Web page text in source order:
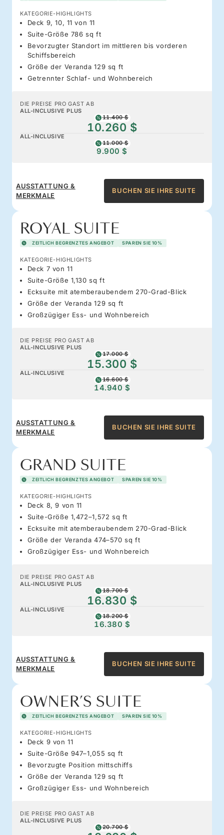
KATEGORIE-HIGHLIGHTS
Deck 9, 10, 11 von 11
Suite-Größe 786 sq ft
Bevorzugter Standort im mittleren bis vorderen
Schiffsbereich
Größe der Veranda 129 sq ft
Getrennter Schlaf- und Wohnbereich
DIE PREISE PRO GAST AB
ALL-INCLUSIVE PLUS
11.400 $
10.260 $
ALL-INCLUSIVE
11.000 $
9.900 $
AUSSTATTUNG &
MERKMALE
BUCHEN SIE IHRE SUITE
ROYAL SUITE
ZEITLICH BEGRENZTES ANGEBOT SPAREN SIE 10%
KATEGORIE-HIGHLIGHTS
Deck 7 von 11
Suite-Größe 1,130 sq ft
Ecksuite mit atemberaubendem 270-Grad-Blick
Größe der Veranda 129 sq ft
Großzügiger Ess- und Wohnbereich
DIE PREISE PRO GAST AB
ALL-INCLUSIVE PLUS
17.000 $
15.300 $
ALL-INCLUSIVE
16.600 $
14.940 $
AUSSTATTUNG &
MERKMALE
BUCHEN SIE IHRE SUITE
GRAND SUITE
ZEITLICH BEGRENZTES ANGEBOT SPAREN SIE 10%
KATEGORIE-HIGHLIGHTS
Deck 8, 9 von 11
Suite-Größe 1,472–1,572 sq ft
Ecksuite mit atemberaubendem 270-Grad-Blick
Größe der Veranda 474–570 sq ft
Großzügiger Ess- und Wohnbereich
DIE PREISE PRO GAST AB
ALL-INCLUSIVE PLUS
18.700 $
16.830 $
ALL-INCLUSIVE
18.200 $
16.380 $
AUSSTATTUNG &
MERKMALE
BUCHEN SIE IHRE SUITE
OWNER’S SUITE
ZEITLICH BEGRENZTES ANGEBOT SPAREN SIE 10%
KATEGORIE-HIGHLIGHTS
Deck 9 von 11
Suite-Größe 947–1,055 sq ft
Bevorzugte Position mittschiffs
Größe der Veranda 129 sq ft
Großzügiger Ess- und Wohnbereich
DIE PREISE PRO GAST AB
ALL-INCLUSIVE PLUS
20.700 $